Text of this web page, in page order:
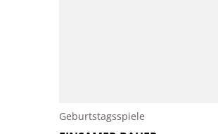
Geburtstagsspiele